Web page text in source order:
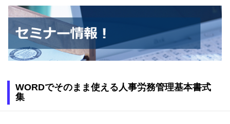
WORDでそのまま使える人事労務管理基本書式
集